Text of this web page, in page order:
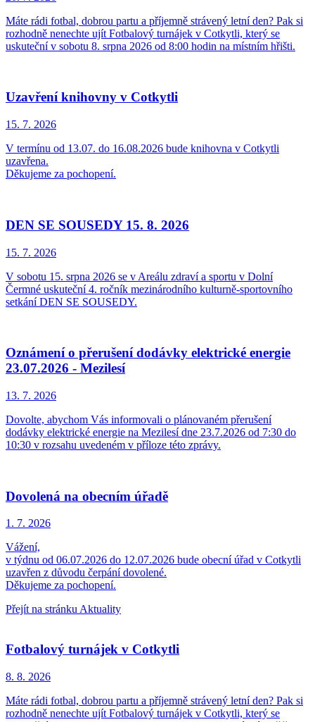
Máte rádi fotbal, dobrou partu a příjemně strávený letní den? Pak si
rozhodně nenechte ujít Fotbalový turnájek v Cotkytli, který se
uskuteční v sobotu 8. srpna 2026 od 8:00 hodin na místním hřišti.
Uzavření knihovny v Cotkytli
15. 7. 2026
V termínu od 13.07. do 16.08.2026 bude knihovna v Cotkytli
uzavřena.
Děkujeme za pochopení.
DEN SE SOUSEDY 15. 8. 2026
15. 7. 2026
V sobotu 15. srpna 2026 se v Areálu zdraví a sportu v Dolní
Čermné uskuteční 4. ročník mezinárodního kulturně-sportovního
setkání DEN SE SOUSEDY.
Oznámení o přerušení dodávky elektrické energie
23.07.2026 - Mezilesí
13. 7. 2026
Dovolte, abychom Vás informovali o plánovaném přerušení
dodávky elektrické energie na Mezilesí dne 23.7.2026 od 7:30 do
10:30 v rozsahu uvedeném v příloze této zprávy.
Dovolená na obecním úřadě
1. 7. 2026
Vážení,
v týdnu od 06.07.2026 do 12.07.2026 bude obecní úřad v Cotkytli
uzavřen z důvodu čerpání dovolené.
Děkujeme za pochopení.
Přejít na stránku Aktuality
Fotbalový turnájek v Cotkytli
8. 8. 2026
Máte rádi fotbal, dobrou partu a příjemně strávený letní den? Pak si
rozhodně nenechte ujít Fotbalový turnájek v Cotkytli, který se